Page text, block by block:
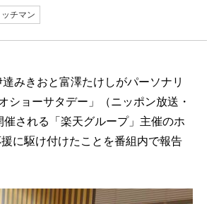
チマン
みきおと富澤たけしがパーソナリ
ショーサタデー」（ニッポン放送・
される「楽天グループ」主催のホ
に駆け付けたことを番組内で報告